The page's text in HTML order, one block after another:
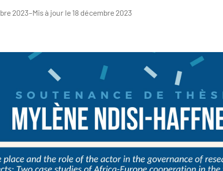
2023–Mis à jour le 18 décembre 2023